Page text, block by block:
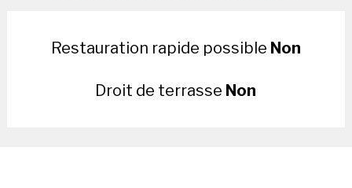
Restauration rapide possible Non
Droit de terrasse Non